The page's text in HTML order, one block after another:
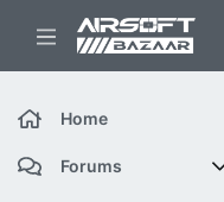
Home
Forums